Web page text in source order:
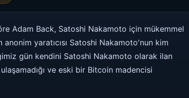
Adam Back, Satoshi Nakamoto için mükemmel
yaratıcısı Satoshi Nakamoto'nun kim
gün kendini Satoshi Nakamoto olarak ilan
ve eski bir Bitcoin madencisi